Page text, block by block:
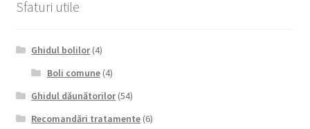
Sfaturi utile
Ghidul bolilor(4)
Boli comune(4)
Ghidul dăunătorilor(54)
Recomandări tratamente (6)